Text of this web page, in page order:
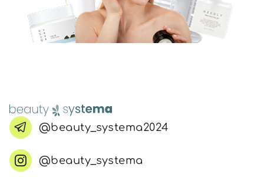
@beauty_systema2024
@beauty_systema